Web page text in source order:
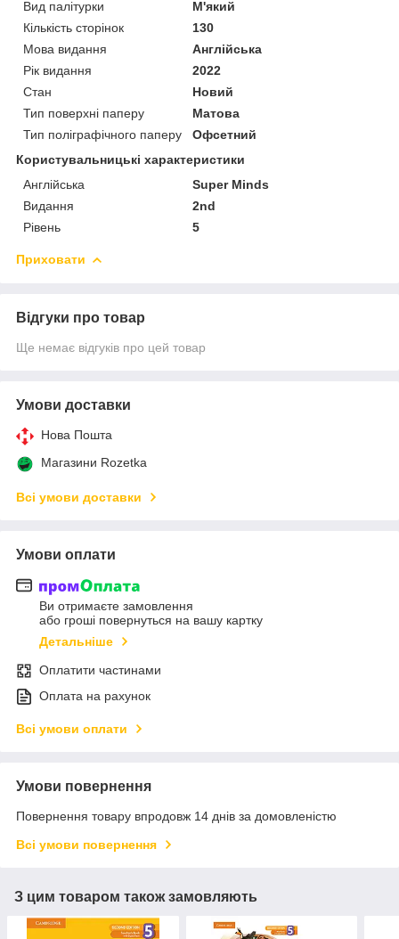
Вид палітурки
М'який
Кількість сторінок
130
Мова видання
Англійська
Рік видання
2022
Стан
Новий
Тип поверхні паперу
Матова
Тип поліграфічного паперу
Офсетний
Користувальницькі характеристики
Англійська
Super Minds
Видання
2nd
Рівень
5
Приховати
Відгуки про товар
Ще немає відгуків про цей товар
Умови доставки
Нова Пошта
Магазини Rozetka
Всі умови доставки
Умови оплати
Ви отримаєте замовлення
або гроші повернуться на вашу картку
Детальніше
Оплатити частинами
Оплата на рахунок
Всі умови оплати
Умови повернення
Повернення товару впродовж 14 днів за домовленістю
Всі умови повернення
З цим товаром також замовляють